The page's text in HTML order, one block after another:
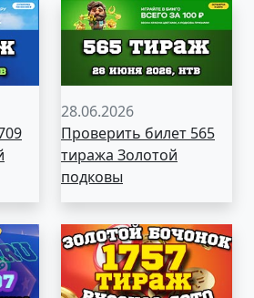
28.06.2026
Проверить билет 565
тиража Золотой
подковы